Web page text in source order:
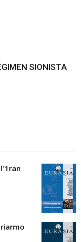
SIONISTA